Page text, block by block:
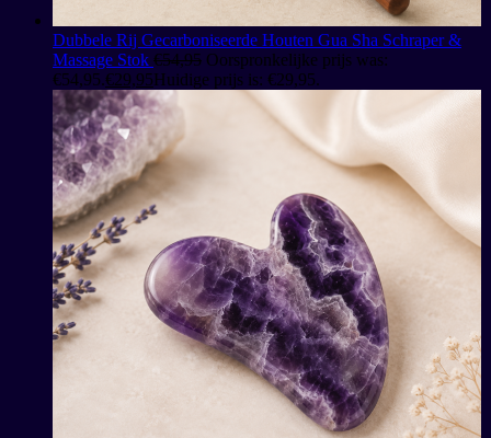
Dubbele Rij Gecarboniseerde Houten Gua Sha Schraper &
Massage Stok €54,95 Oorspronkelijke prijs was:
€54,95.€29,95Huidige prijs is: €29,95.